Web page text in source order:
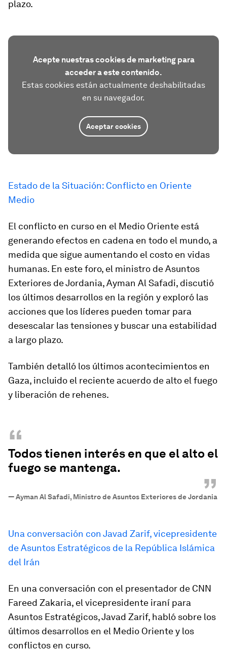
plazo.
Acepte nuestras cookies de marketing para
acceder a este contenido.
Estas cookies están actualmente deshabilitadas
en su navegador.
Aceptar cookies
Estado de la Situación: Conflicto en Oriente
Medio
El conflicto en curso en el Medio Oriente está
generando efectos en cadena en todo el mundo, a
medida que sigue aumentando el costo en vidas
humanas. En este foro, el ministro de Asuntos
Exteriores de Jordania, Ayman Al Safadi, discutió
los últimos desarrollos en la región y exploró las
acciones que los líderes pueden tomar para
desescalar las tensiones y buscar una estabilidad
a largo plazo.
También detalló los últimos acontecimientos en
Gaza, incluido el reciente acuerdo de alto el fuego
y liberación de rehenes.
“
Todos tienen interés en que el alto el
fuego se mantenga.
”
—Ayman Al Safadi, Ministro de Asuntos Exteriores de Jordania
Una conversación con Javad Zarif, vicepresidente
de Asuntos Estratégicos de la República Islámica
del Irán
En una conversación con el presentador de CNN
Fareed Zakaria, el vicepresidente iraní para
Asuntos Estratégicos, Javad Zarif, habló sobre los
últimos desarrollos en el Medio Oriente y los
conflictos en curso.